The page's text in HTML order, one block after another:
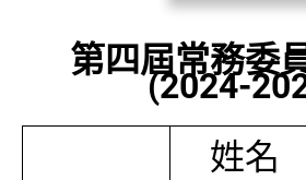
第四屆常務委
(2024-
姓名